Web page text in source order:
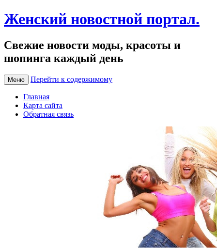
Женский новостной портал.
Свежие новости моды, красоты и
шопинга каждый день
Меню Перейти к содержимому
Главная
Карта сайта
Обратная связь